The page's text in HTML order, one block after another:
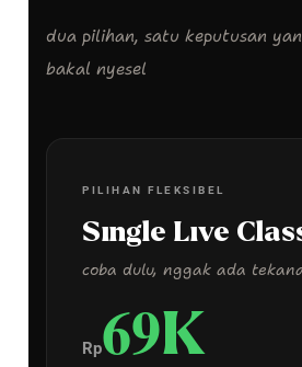
dua pilihan, satu keputusan
bakal nyesel
PILIHAN FLEKSIBEL
Single Live
coba dulu, nggak ada
Rp69K